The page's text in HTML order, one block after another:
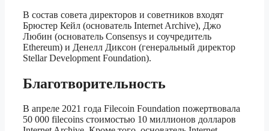
В состав совета директоров и советников входят
Брюстер Кейл (основатель Internet Archive), Джо
Любин (основатель Consensys и соучредитель
Ethereum) и Денелл Диксон (генеральный директор
Stellar Development Foundation).
Благотворительность
В апреле 2021 года Filecoin Foundation пожертвовала
50 000 filecoins стоимостью 10 миллионов долларов